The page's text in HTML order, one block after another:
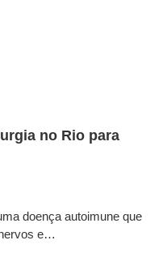
no Rio para
doença autoimune que
e…